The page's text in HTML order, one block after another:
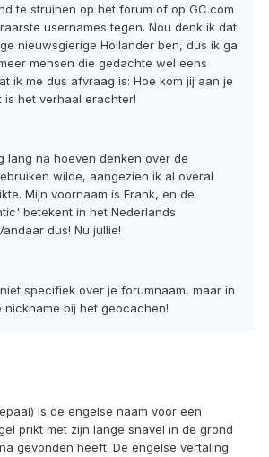
te struinen op het forum of op GC.com
usernames tegen. Nou denk ik dat
nieuwsgierige Hollander ben, dus ik ga
mensen die gedachte wel eens
ik me dus afvraag is: Hoe kom jij aan je
is het verhaal erachter!
lang na hoeven denken over de
wilde, aangezien ik al overal
Mijn voornaam is Frank, en de
betekent in het Nederlands
dus! Nu jullie!
specifiek over je forumnaam, maar in
nickname bij het geocachen!
is de engelse naam voor een
prikt met zijn lange snavel in de grond
gevonden heeft. De engelse vertaling